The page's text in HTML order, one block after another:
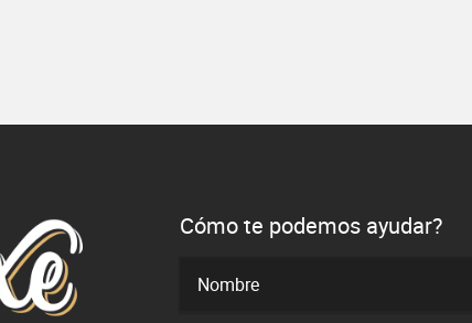
Cómo te podemos ayudar?